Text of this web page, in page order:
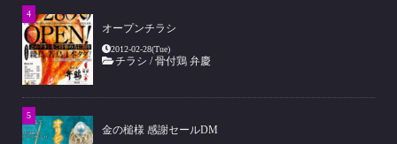
オープンチラシ
2012-02-28(Tue)
チラシ /骨付鶏 弁慶
金の槌様 感謝セールDM